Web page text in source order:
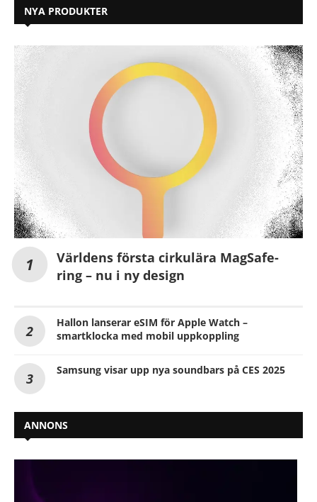
NYA PRODUKTER
Världens första cirkulära MagSafe-
ring – nu i ny design
Hallon lanserar eSIM för Apple Watch –
smartklocka med mobil uppkoppling
Samsung visar upp nya soundbars på CES 2025
ANNONS